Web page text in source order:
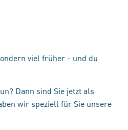
viel früher - und du
Dann sind Sie jetzt als
wir speziell für Sie unsere